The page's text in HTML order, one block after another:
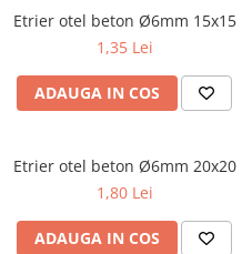
Etrier otel beton Ø6mm 15x15
1,35 Lei
ADAUGA IN COS
Etrier otel beton Ø6mm 20x20
1,80 Lei
ADAUGA IN COS